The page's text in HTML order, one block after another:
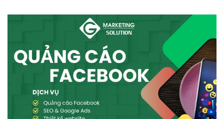
nhận chiến lược quảng cáo phù hợp nhất!